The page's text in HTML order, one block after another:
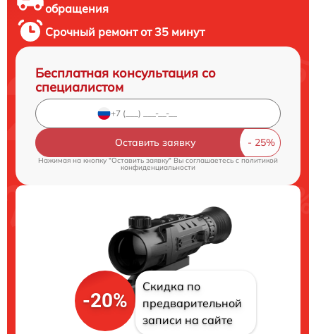
обращения
Срочный ремонт от 35 минут
Бесплатная консультация со
специалистом
Оставить заявку
Нажимая на кнопку "Оставить заявку" Вы соглашаетесь cполитикой
конфиденциальности
-20%
Скидка по
предварительной
записи на сайте